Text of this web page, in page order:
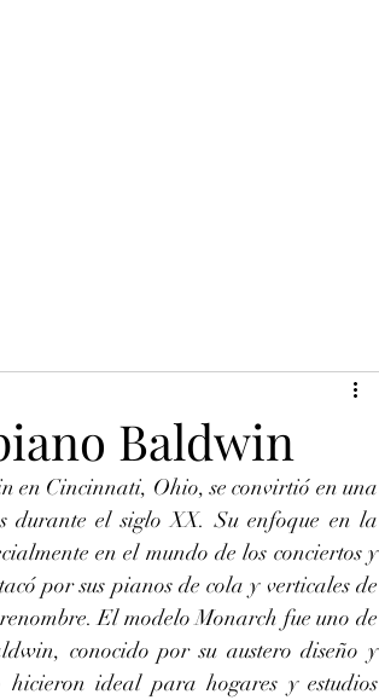
Baldwin
Cincinnati, Ohio, se convirtió en una
durante el siglo XX. Su enfoque en la
en el mundo de los conciertos y
por sus pianos de cola y verticales de
El modelo Monarch fue uno de
conocido por su austero diseño y
ideal para hogares y estudios